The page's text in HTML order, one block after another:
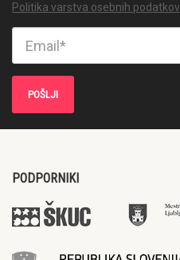
Politika varstva osebnih podatkov
PODPORNIKI